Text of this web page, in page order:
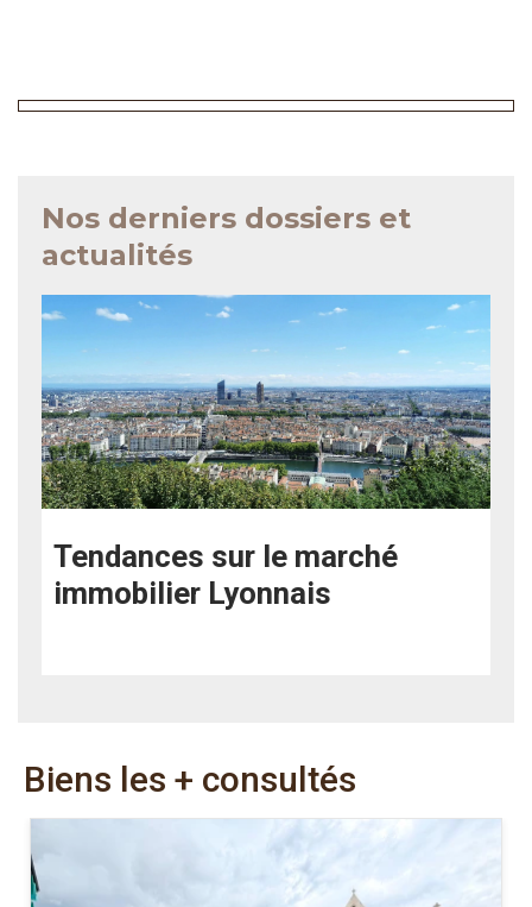
Nos derniers dossiers et
actualités
Tendances sur le marché
immobilier Lyonnais
Biens les + consultés